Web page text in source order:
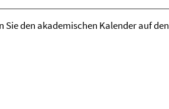
den akademischen Kalender auf den